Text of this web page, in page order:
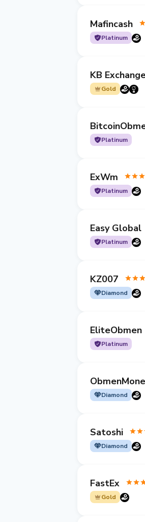
Mafincash
Platinum
KB
Gold
Platinum
ExWm
Platinum
Easy Global
Platinum
KZ007
Diamond
EliteObmen
Platinum
Diamond
Satoshi
Diamond
FastEx
Gold